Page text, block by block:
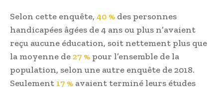
Selon cette enquête, 40 % des personnes
handicapées âgées de 4 ans ou plus n’avaient
reçu aucune éducation, soit nettement plus que
la moyenne de27 % pour l’ensemble de la
population, selon une autre enquête de 2018.
Seulement 17 % avaient terminé leurs études